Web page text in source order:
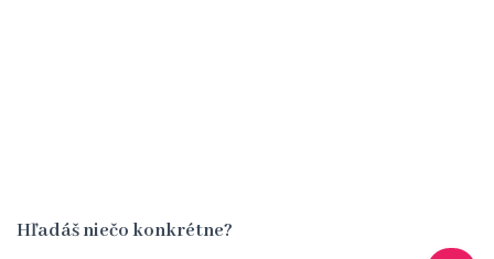
Hľadáš niečo konkrétne?